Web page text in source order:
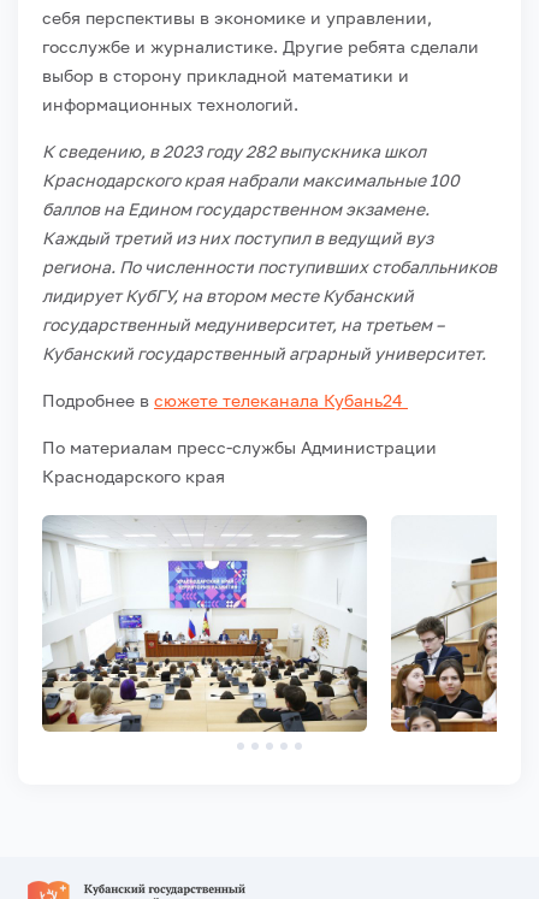
себя перспективы в экономике и управлении,
госслужбе и журналистике. Другие ребята сделали
выбор в сторону прикладной математики и
информационных технологий.
К сведению, в 2023 году 282 выпускника школ
Краснодарского края набрали максимальные 100
баллов на Едином государственном экзамене.
Каждый третий из них поступил в ведущий вуз
региона. По численности поступивших стобалльников
лидирует КубГУ, на втором месте Кубанский
государственный медуниверситет, на третьем –
Кубанский государственный аграрный университет.
Подробнее в сюжете телеканала Кубань24
По материалам пресс-службы Администрации
Краснодарского края